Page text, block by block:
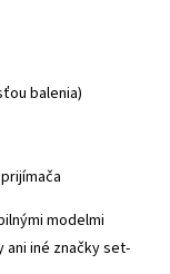
balenia)
modelmi
iné značky set-